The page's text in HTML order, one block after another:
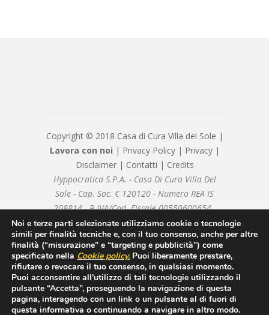
Copyright © 2018 Casa di Cura Villa del Sole |
Lavora con noi | Privacy Policy| Privacy|
Disclaimer| Contatti | Credits
Hyppocratica S.P.A. - Casa Di Cura Villa Del
Sole - Cap. Soc. € 120120 - Numero REA IS
208814 - P.IVA/Cod. Fiscale 00550600654 -
hyppocraticaspa@arubapec.it - Sottoposto alla
direzione e coordinamento di ICM Istituto
Clinico Mediterraneo SpA
Noi e terze parti selezionate utilizziamo cookie o tecnologie
simili per finalità tecniche e, con il tuo consenso, anche per altre
finalità (“misurazione” e “targeting e pubblicità”) come
specificato nella Cookie policy. Puoi liberamente prestare,
rifiutare o revocare il tuo consenso, in qualsiasi momento.
Puoi acconsentire all’utilizzo di tali tecnologie utilizzando il
pulsante “Accetta”, proseguendo la navigazione di questa
pagina, interagendo con un link o un pulsante al di fuori di
questa informativa o continuando a navigare in altro modo.